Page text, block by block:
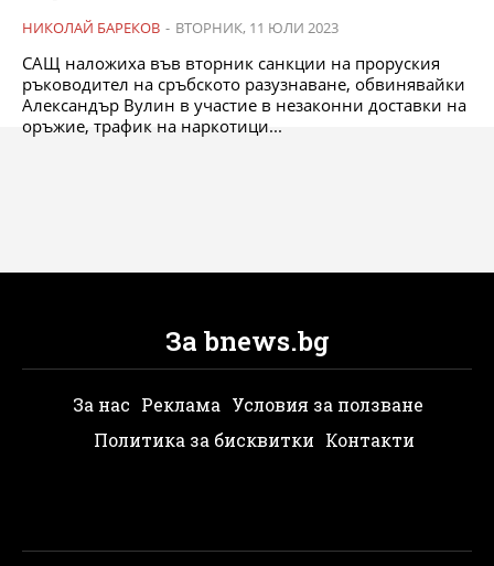
НИКОЛАЙ БАРЕКОВ - ВТОРНИК, 11 ЮЛИ 2023
САЩ наложиха във вторник санкции на проруския
ръководител на сръбското разузнаване, обвинявайки
Александър Вулин в участие в незаконни доставки на
оръжие, трафик на наркотици...
За bnews.bg
За нас Реклама Условия за ползване
Политика за бисквитки Контакти